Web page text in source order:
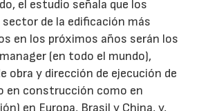
el estudio señala que los
sector de la edificación más
en los próximos años serán los
(en todo el mundo),
obra y dirección de ejecución de
en construcción como en
en Europa, Brasil y China, y,